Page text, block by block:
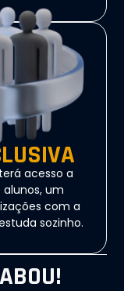
acesso a
um
com a
sozinho.